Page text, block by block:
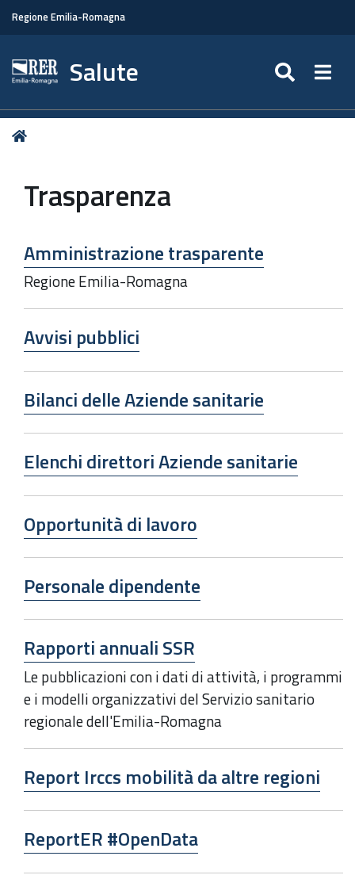
Regione Emilia-Romagna
Salute
Tu
Trasparenza
Amministrazione trasparente
Regione Emilia-Romagna
Avvisi pubblici
Bilanci delle Aziende sanitarie
Elenchi direttori Aziende sanitarie
Opportunità di lavoro
Personale dipendente
Rapporti annuali SSR
Le pubblicazioni con i dati di attività, i programmi
e i modelli organizzativi del Servizio sanitario
regionale dell'Emilia-Romagna
Report Irccs mobilità da altre regioni
ReportER #OpenData